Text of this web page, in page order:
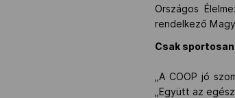
Országos
rendelkező
Csak sportosan
„A COOP jó
„Együtt az